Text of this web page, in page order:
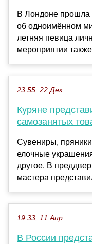
В Лондоне прошла
об одноимённом
летняя певица
мероприятии
23:55, 22 Дек
Куряне
самозанятых
Сувениры,
елочные
другое. В
мастера
19:33, 11 Апр
В России